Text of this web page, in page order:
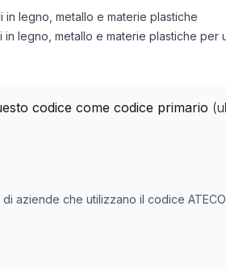
legno, metallo e materie plastiche
legno, metallo e materie plastiche per
codice come codice primario
aziende che utilizzano il codice ATECO
Numero aziende